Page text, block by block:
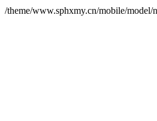
/theme/www.sphxmy.cn/mobile/